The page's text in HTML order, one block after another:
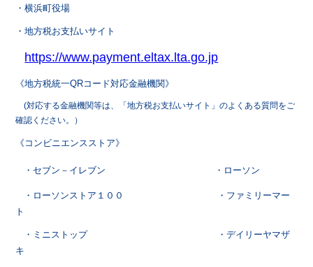
・横浜町役場
・地方税お支払いサイト
https://www.payment.eltax.lta.go.jp
《地方税統一QRコード対応金融機関》
(対応する金融機関等は、「地方税お支払いサイト」のよくある質問をご
確認ください。）
《コンビニエンスストア》
・セブン－イレブン ・ローソン
・ローソンストア１００ ・ファミリーマー
ト
・ミニストップ ・デイリーヤマザ
キ